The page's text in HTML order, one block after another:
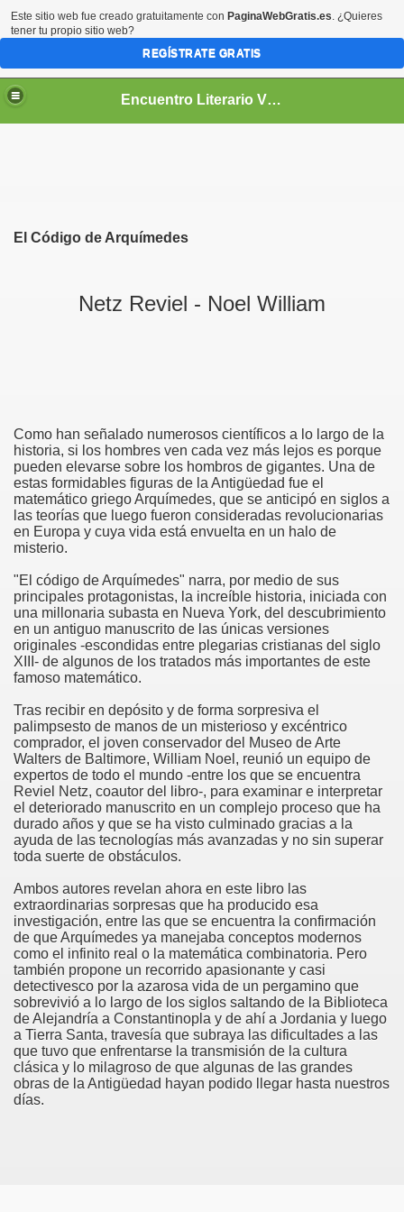
Encuentro Literario Virtual
El Código de Arquímedes
Netz Reviel - Noel William
Como han señalado numerosos científicos a lo largo de la
historia, si los hombres ven cada vez más lejos es porque
pueden elevarse sobre los hombros de gigantes. Una de
estas formidables figuras de la Antigüedad fue el
matemático griego Arquímedes, que se anticipó en siglos a
las teorías que luego fueron consideradas revolucionarias
en Europa y cuya vida está envuelta en un halo de
misterio.
"El código de Arquímedes" narra, por medio de sus
principales protagonistas, la increíble historia, iniciada con
una millonaria subasta en Nueva York, del descubrimiento
en un antiguo manuscrito de las únicas versiones
originales -escondidas entre plegarias cristianas del siglo
XIII- de algunos de los tratados más importantes de este
famoso matemático.
Tras recibir en depósito y de forma sorpresiva el
palimpsesto de manos de un misterioso y excéntrico
comprador, el joven conservador del Museo de Arte
Walters de Baltimore, William Noel, reunió un equipo de
expertos de todo el mundo -entre los que se encuentra
Reviel Netz, coautor del libro-, para examinar e interpretar
el deteriorado manuscrito en un complejo proceso que ha
durado años y que se ha visto culminado gracias a la
ayuda de las tecnologías más avanzadas y no sin superar
toda suerte de obstáculos.
Ambos autores revelan ahora en este libro las
extraordinarias sorpresas que ha producido esa
investigación, entre las que se encuentra la confirmación
de que Arquímedes ya manejaba conceptos modernos
como el infinito real o la matemática combinatoria. Pero
también propone un recorrido apasionante y casi
detectivesco por la azarosa vida de un pergamino que
sobrevivió a lo largo de los siglos saltando de la Biblioteca
de Alejandría a Constantinopla y de ahí a Jordania y luego
a Tierra Santa, travesía que subraya las dificultades a las
que tuvo que enfrentarse la transmisión de la cultura
clásica y lo milagroso de que algunas de las grandes
obras de la Antigüedad hayan podido llegar hasta nuestros
días.
Este sitio web fue creado gratuitamente con PaginaWebGratis.es. ¿Quieres
tener tu propio sitio web?
REGÍSTRATE GRATIS